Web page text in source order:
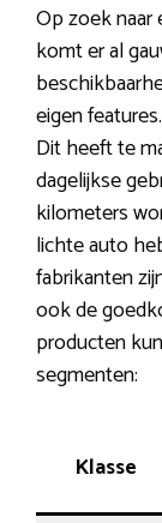
Op zoek naar
komt er al
eigen
Dit heeft te
dagelijkse
kilometers
lichte auto
fabrikanten
ook de
producten
segmenten:
Klasse